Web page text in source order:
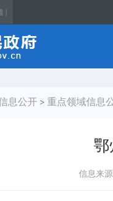
|
息公开 > 重点领域信息
鄂
信息来